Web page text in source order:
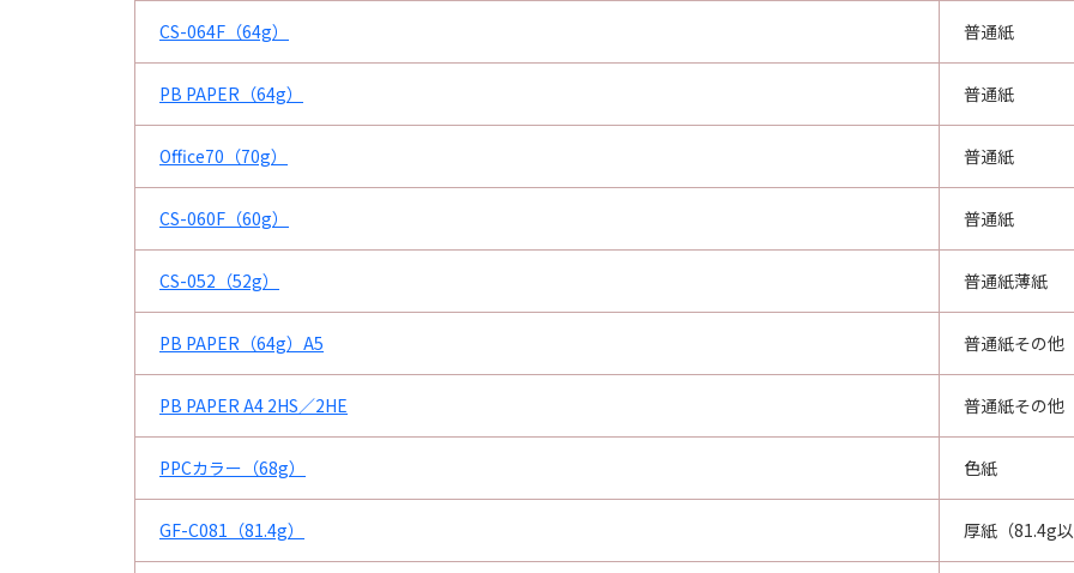
CS-064F（64g） 普通紙
PB PAPER（64g） 普通紙
Office70（70g） 普通紙
CS-060F（60g） 普通紙
CS-052（52g） 普通紙薄紙
PB PAPER（64g）A5 普通紙その他
PB PAPER A4 2HS／2HE 普通紙その他
PPCカラー（68g） 色紙
GF-C081（81.4g） 厚紙（81.4g以